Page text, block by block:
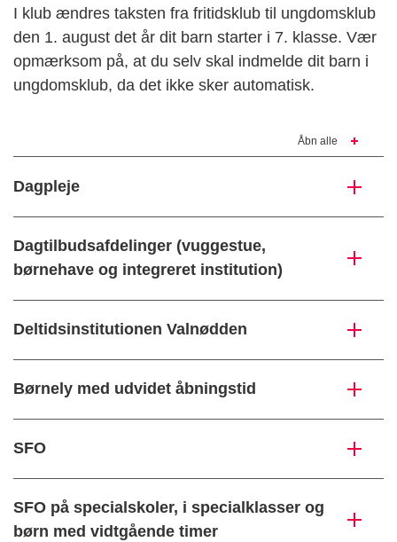
I klub ændres taksten fra fritidsklub til ungdomsklub
den 1. august det år dit barn starter i 7. klasse. Vær
opmærksom på, at du selv skal indmelde dit barn i
ungdomsklub, da det ikke sker automatisk.
Åbn alle
Dagpleje
Dagtilbudsafdelinger (vuggestue,
børnehave og integreret institution)
Deltidsinstitutionen Valnødden
Børnely med udvidet åbningstid
SFO
SFO på specialskoler, i specialklasser og
børn med vidtgående timer